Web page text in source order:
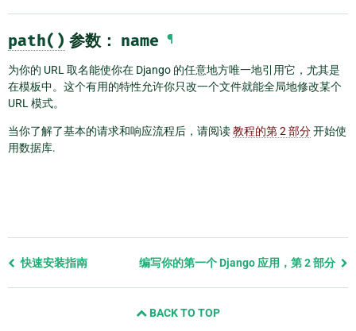
path() 参数： name ¶
为你的 URL 取名能使你在 Django 的任意地方唯一地引用它，尤其是
在模板中。这个有用的特性允许你只改一个文件就能全局地修改某个
URL 模式。
当你了解了基本的请求和响应流程后，请阅读教程的第 2 部分开始使
用数据库.
Previous
快速安装指南 编写你的第一个 Django 应用，第 2 部分
BACK TO TOP